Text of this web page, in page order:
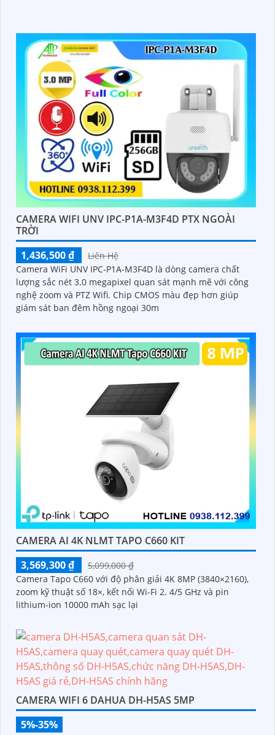
CAMERA WIFI UNV IPC-P1A-M3F4D PTX NGOÀI
TRỜI
1,436,500 ₫
Liên Hệ
Camera WiFi UNV IPC-P1A-M3F4D là dòng camera chất
lượng sắc nét 3.0 megapixel quan sát mạnh mẽ với công
nghệ zoom và PTZ Wifi. Chip CMOS màu đẹp hơn giúp
giám sát ban đêm hồng ngoại 30m
CAMERA AI 4K NLMT TAPO C660 KIT
3,569,300 ₫
5,099,000 ₫
Camera Tapo C660 với độ phân giải 4K 8MP (3840×2160),
zoom kỹ thuật số 18×, kết nối Wi-Fi 2. 4/5 GHz và pin
lithium-ion 10000 mAh sạc lại
CAMERA WIFI 6 DAHUA DH-H5AS 5MP
5%-35%